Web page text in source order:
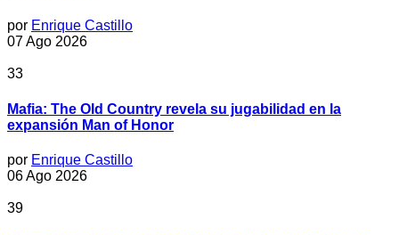
por Enrique Castillo
07 Ago 2026
33
Mafia: The Old Country revela su jugabilidad en la
expansión Man of Honor
por Enrique Castillo
06 Ago 2026
39